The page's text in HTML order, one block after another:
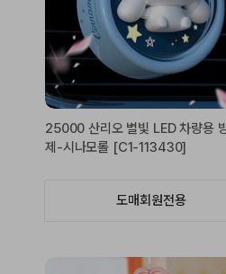
25000 산리오 별빛 LED 차량용
제-시나모롤 [C1-113430]
도매회원전용